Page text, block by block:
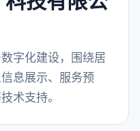
字化建设，围绕居
息展示、服务预
术支持。